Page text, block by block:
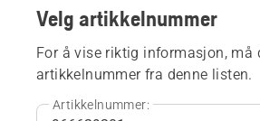
Velg artikkelnummer
For å vise riktig informasjon, må
artikkelnummer fra denne listen.
Artikkelnummer: